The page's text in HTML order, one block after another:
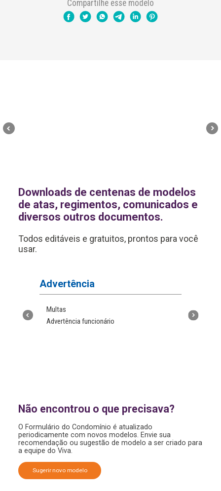
Compartilhe esse modelo
Downloads de centenas de modelos
de atas, regimentos, comunicados e
diversos outros documentos.
Todos editáveis e gratuitos, prontos para você
usar.
Advertência
Multas
Advertência funcionário
Não encontrou o que precisava?
O Formulário do Condomínio é atualizado
periodicamente com novos modelos. Envie sua
recomendação ou sugestão de modelo a ser criado para
a equipe do Viva.
Sugerir novo modelo